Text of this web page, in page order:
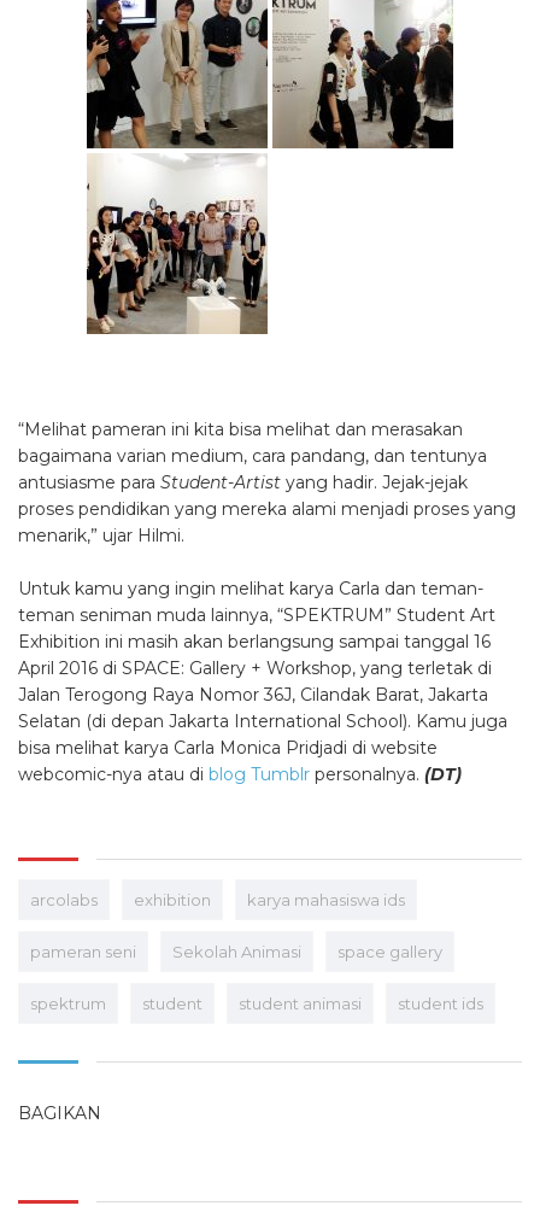
“Melihat pameran ini kita bisa melihat dan merasakan
bagaimana varian medium, cara pandang, dan tentunya
antusiasme para Student-Artist yang hadir. Jejak-jejak
proses pendidikan yang mereka alami menjadi proses yang
menarik,” ujar Hilmi.
Untuk kamu yang ingin melihat karya Carla dan teman-
teman seniman muda lainnya, “SPEKTRUM” Student Art
Exhibition ini masih akan berlangsung sampai tanggal 16
April 2016 di SPACE: Gallery + Workshop, yang terletak di
Jalan Terogong Raya Nomor 36J, Cilandak Barat, Jakarta
Selatan (di depan Jakarta International School). Kamu juga
bisa melihat karya Carla Monica Pridjadi di website
webcomic-nya atau di blog Tumblr personalnya. (DT)
arcolabs exhibition karya mahasiswa ids
pameran seni Sekolah Animasi space gallery
spektrum student student animasi student ids
BAGIKAN